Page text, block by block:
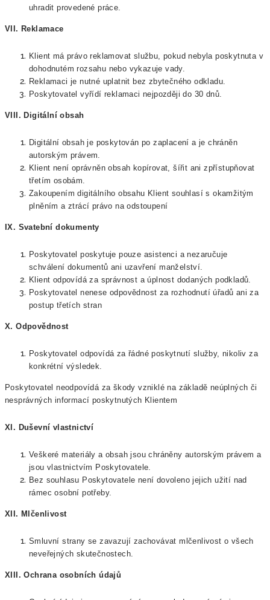
uhradit provedené práce.
VII. Reklamace
Klient má právo reklamovat službu, pokud nebyla poskytnuta v
dohodnutém rozsahu nebo vykazuje vady.
Reklamaci je nutné uplatnit bez zbytečného odkladu.
Poskytovatel vyřídí reklamaci nejpozději do 30 dnů.
VIII. Digitální obsah
Digitální obsah je poskytován po zaplacení a je chráněn
autorským právem.
Klient není oprávněn obsah kopírovat, šířit ani zpřístupňovat
třetím osobám.
Zakoupením digitálního obsahu Klient souhlasí s okamžitým
plněním a ztrácí právo na odstoupení
IX. Svatební dokumenty
Poskytovatel poskytuje pouze asistenci a nezaručuje
schválení dokumentů ani uzavření manželství.
Klient odpovídá za správnost a úplnost dodaných podkladů.
Poskytovatel nenese odpovědnost za rozhodnutí úřadů ani za
postup třetích stran
X. Odpovědnost
Poskytovatel odpovídá za řádné poskytnutí služby, nikoliv za
konkrétní výsledek.
Poskytovatel neodpovídá za škody vzniklé na základě neúplných či
nesprávných informací poskytnutých Klientem
XI. Duševní vlastnictví
Veškeré materiály a obsah jsou chráněny autorským právem a
jsou vlastnictvím Poskytovatele.
Bez souhlasu Poskytovatele není dovoleno jejich užití nad
rámec osobní potřeby.
XII. Mlčenlivost
Smluvní strany se zavazují zachovávat mlčenlivost o všech
neveřejných skutečnostech.
XIII. Ochrana osobních údajů